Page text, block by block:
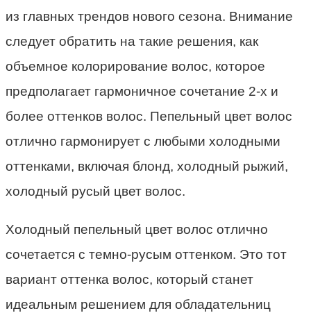
из главных трендов нового сезона. Внимание
следует обратить на такие решения, как
объемное колорирование волос, которое
предполагает гармоничное сочетание 2-х и
более оттенков волос. Пепельный цвет волос
отлично гармонирует с любыми холодными
оттенками, включая блонд, холодный рыжий,
холодный русый цвет волос.
Холодный пепельный цвет волос отлично
сочетается с темно-русым оттенком. Это тот
вариант оттенка волос, который станет
идеальным решением для обладательниц